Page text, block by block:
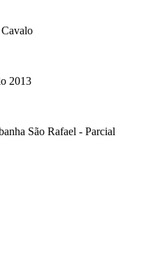
2013
São Rafael - Parcial